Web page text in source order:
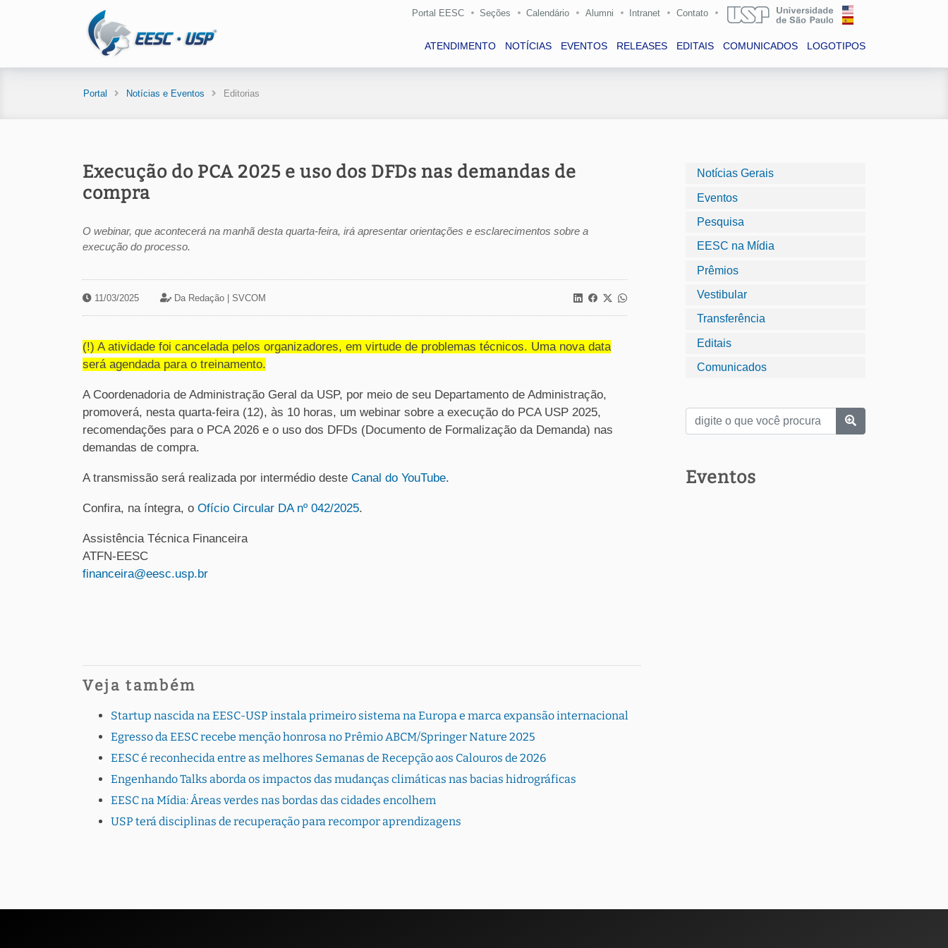
Portal EESC Seções Calendário Alumni Intranet Contato
ATENDIMENTO NOTÍCIAS EVENTOS RELEASES EDITAIS COMUNICADOS LOGOTIPOS
Portal Notícias e Eventos Editorias
Execução do PCA 2025 e uso dos DFDs nas demandas de
compra
O webinar, que acontecerá na manhã desta quarta-feira, irá apresentar orientações e esclarecimentos sobre a
execução do processo.
11/03/2025 Da Redação | SVCOM
(!) A atividade foi cancelada pelos organizadores, em virtude de problemas técnicos. Uma nova data
será agendada para o treinamento.
A Coordenadoria de Administração Geral da USP, por meio de seu Departamento de Administração,
promoverá, nesta quarta-feira (12), às 10 horas, um webinar sobre a execução do PCA USP 2025,
recomendações para o PCA 2026 e o uso dos DFDs (Documento de Formalização da Demanda) nas
demandas de compra.
A transmissão será realizada por intermédio deste Canal do YouTube.
Confira, na íntegra, o Ofício Circular DA nº 042/2025.
Assistência Técnica Financeira
ATFN-EESC
financeira@eesc.usp.br
Veja também
Startup nascida na EESC-USP instala primeiro sistema na Europa e marca expansão internacional
Egresso da EESC recebe menção honrosa no Prêmio ABCM/Springer Nature 2025
EESC é reconhecida entre as melhores Semanas de Recepção aos Calouros de 2026
Engenhando Talks aborda os impactos das mudanças climáticas nas bacias hidrográficas
EESC na Mídia: Áreas verdes nas bordas das cidades encolhem
USP terá disciplinas de recuperação para recompor aprendizagens
Notícias Gerais
Eventos
Pesquisa
EESC na Mídia
Prêmios
Vestibular
Transferência
Editais
Comunicados
Eventos